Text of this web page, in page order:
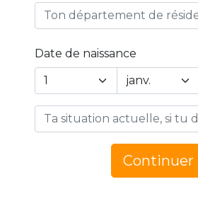
Ton département de
Date de naissance
Year
Day
Continuer